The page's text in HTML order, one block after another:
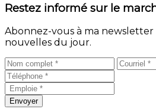
Restez informé sur le
Abonnez-vous à ma
nouvelles du jour.
Envoyer